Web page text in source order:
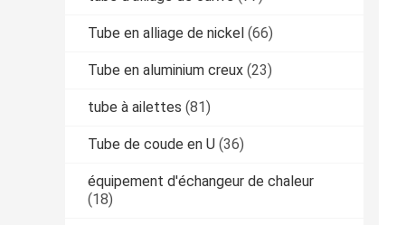
Tube en alliage de nickel (66)
Tube en aluminium creux (23)
tube à ailettes (81)
Tube de coude en U (36)
équipement d'échangeur de chaleur
(18)